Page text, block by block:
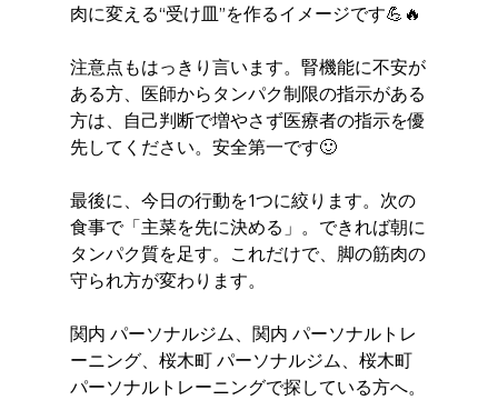
肉に変える“受け皿”を作るイメージです💪🔥
注意点もはっきり言います。腎機能に不安が
ある方、医師からタンパク制限の指示がある
方は、自己判断で増やさず医療者の指示を優
先してください。安全第一です🙂
最後に、今日の行動を1つに絞ります。次の
食事で「主菜を先に決める」。できれば朝に
タンパク質を足す。これだけで、脚の筋肉の
守られ方が変わります。
関内 パーソナルジム、関内 パーソナルトレ
ーニング、桜木町 パーソナルジム、桜木町
パーソナルトレーニングで探している方へ。